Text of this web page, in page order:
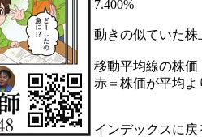
7.400%
動きの似ていた
移動平均線の株価
赤＝株価が平均
インデックスに戻